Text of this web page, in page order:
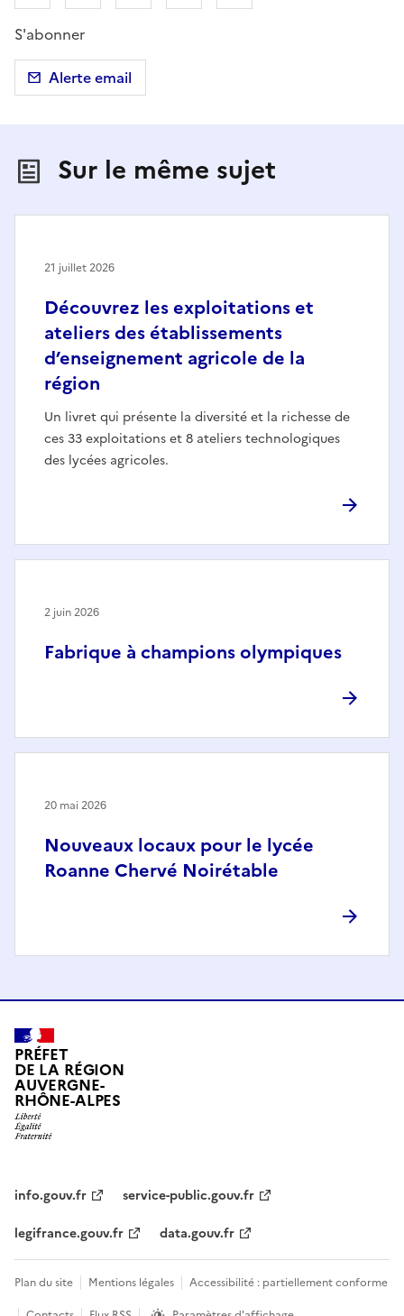
S'abonner
Alerte email
Sur le même sujet
Découvrez les exploitations et
ateliers des établissements
d’enseignement agricole de la
région
Un livret qui présente la diversité et la richesse de
ces 33 exploitations et 8 ateliers technologiques
des lycées agricoles.
21 juillet 2026
Fabrique à champions olympiques
2 juin 2026
Nouveaux locaux pour le lycée
Roanne Chervé Noirétable
20 mai 2026
PRÉFET
DE LA RÉGION
AUVERGNE-
RHÔNE-ALPES
info.gouv.fr
service-public.gouv.fr
legifrance.gouv.fr
data.gouv.fr
Plan du site Mentions légales
Accessibilité : partiellement conforme